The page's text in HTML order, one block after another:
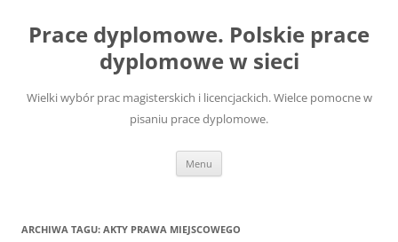
treści
Prace dyplomowe. Polskie prace
dyplomowe w sieci
Wielki wybór prac magisterskich i licencjackich. Wielce pomocne w
pisaniu prace dyplomowe.
Menu
ARCHIWA TAGU: AKTY PRAWA MIEJSCOWEGO